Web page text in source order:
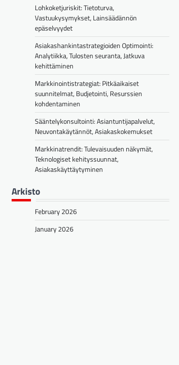
Lohkoketjuriskit: Tietoturva,
Vastuukysymykset, Lainsäädännön
epäselvyydet
Asiakashankintastrategioiden Optimointi:
Analytiikka, Tulosten seuranta, Jatkuva
kehittäminen
Markkinointistrategiat: Pitkäaikaiset
suunnitelmat, Budjetointi, Resurssien
kohdentaminen
Sääntelykonsultointi: Asiantuntijapalvelut,
Neuvontakäytännöt, Asiakaskokemukset
Markkinatrendit: Tulevaisuuden näkymät,
Teknologiset kehityssuunnat,
Asiakaskäyttäytyminen
Arkisto
February 2026
January 2026